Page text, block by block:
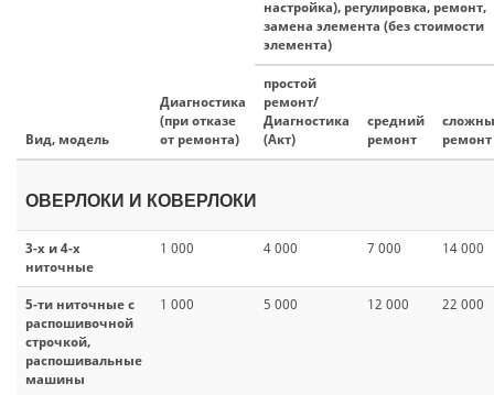
Вид, модель
Диагностика
(при отказе
от ремонта)
настройка), регулировка, ремонт,
замена элемента (без стоимости
элемента)
простой
ремонт/
Диагностика
(Акт)
средний
ремонт
ремонт
ОВЕРЛОКИ И КОВЕРЛОКИ
3-x и 4-х
ниточные
1 000 4 000 7 000 14 000
5-ти ниточные с
распошивочной
строчкой,
распошивальные
машины
1 000 5 000 12 000 22 000